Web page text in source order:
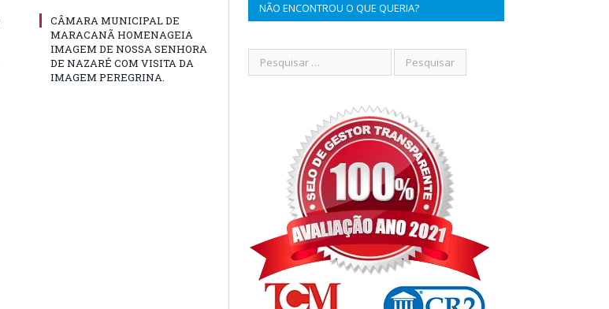
CÂMARA MUNICIPAL DE
MARACANÃ HOMENAGEIA
IMAGEM DE NOSSA SENHORA
DE NAZARÉ COM VISITA DA
IMAGEM PEREGRINA.
NÃO ENCONTROU O QUE QUERIA?